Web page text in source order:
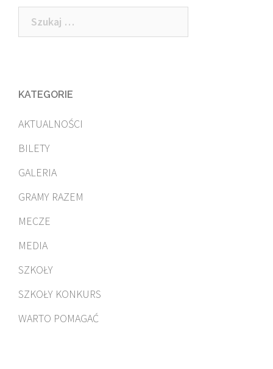
Szukaj:
KATEGORIE
AKTUALNOŚCI
BILETY
GALERIA
GRAMY RAZEM
MECZE
MEDIA
SZKOŁY
SZKOŁY KONKURS
WARTO POMAGAĆ